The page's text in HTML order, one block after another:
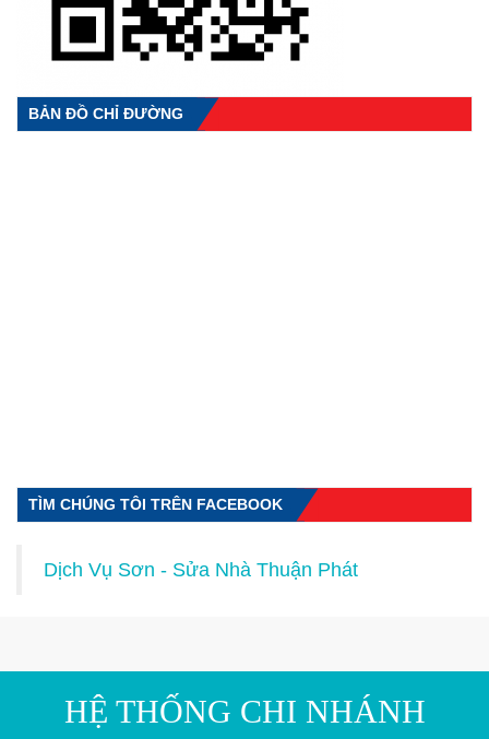
BẢN ĐỒ CHỈ ĐƯỜNG
TÌM CHÚNG TÔI TRÊN FACEBOOK
Dịch Vụ Sơn - Sửa Nhà Thuận Phát
HỆ THỐNG CHI NHÁNH